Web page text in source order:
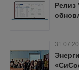
Релиз